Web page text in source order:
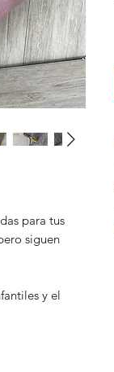
para tus
siguen
y el